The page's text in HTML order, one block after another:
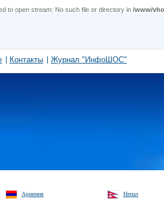
to open stream: No such file or directory in /www/
Контакты Журнал "ИнфоШОС"
Армения
Непал